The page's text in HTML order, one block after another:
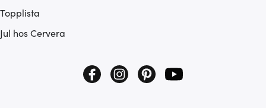
Topplista
Jul hos Cervera